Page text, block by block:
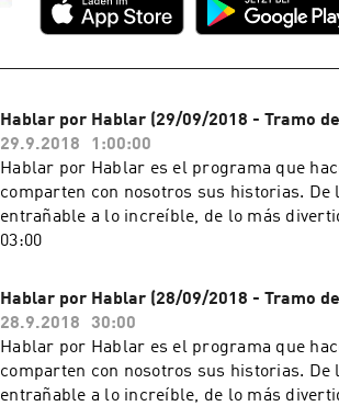
Hablar por Hablar (29/09/2018 - Tramo
29.9.2018
1:00:00
Hablar por Hablar es el programa que
comparten con nosotros sus historias. De
entrañable a lo increíble, de lo más
03:00
Hablar por Hablar (28/09/2018 - Tramo
28.9.2018
30:00
Hablar por Hablar es el programa que
comparten con nosotros sus historias. De
entrañable a lo increíble, de lo más